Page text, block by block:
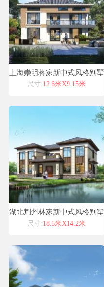
上海崇明蒋家新中式风格别墅
自建房设计图纸喜天下建筑设
尺寸:12.6米X9.15米
湖北荆州林家新中式风格别墅
自建房设计图纸喜天下建筑设
尺寸:18.6米X14.2米